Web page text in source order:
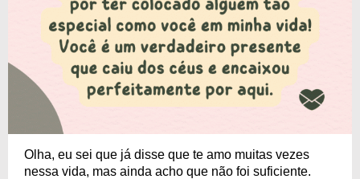
Olha, eu sei que já disse que te amo muitas vezes
nessa vida, mas ainda acho que não foi suficiente.